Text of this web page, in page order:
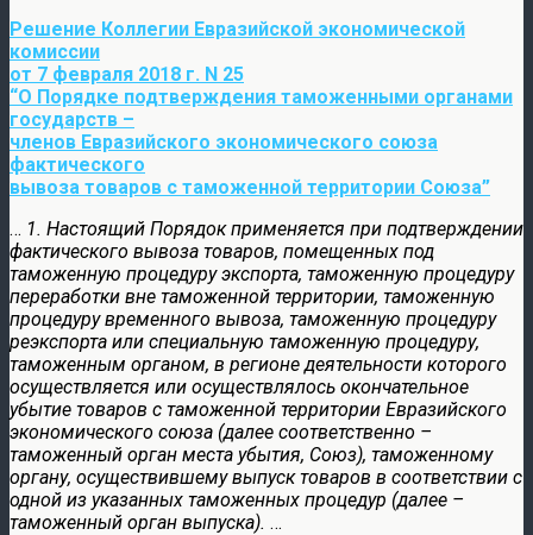
Решение Коллегии Евразийской экономической
комиссии
от 7 февраля 2018 г. N 25
“О Порядке подтверждения таможенными органами
государств –
членов Евразийского экономического союза
фактического
вывоза товаров с таможенной территории Союза”
… 1. Настоящий Порядок применяется при подтверждении
фактического вывоза товаров, помещенных под
таможенную процедуру экспорта, таможенную процедуру
переработки вне таможенной территории, таможенную
процедуру временного вывоза, таможенную процедуру
реэкспорта или специальную таможенную процедуру,
таможенным органом, в регионе деятельности которого
осуществляется или осуществлялось окончательное
убытие товаров с таможенной территории Евразийского
экономического союза (далее соответственно –
таможенный орган места убытия, Союз), таможенному
органу, осуществившему выпуск товаров в соответствии с
одной из указанных таможенных процедур (далее –
таможенный орган выпуска). …